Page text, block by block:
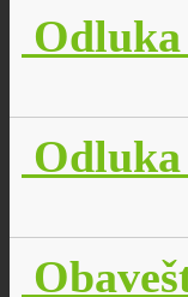
Odluka
Odluka